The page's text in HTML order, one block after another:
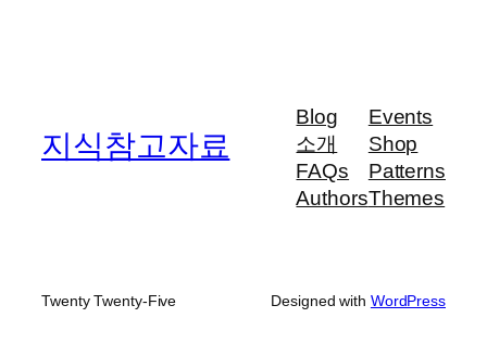
지식참고자료
Blog
소개
FAQs
Authors
Events
Shop
Patterns
Themes
Twenty Twenty-Five Designed with WordPress